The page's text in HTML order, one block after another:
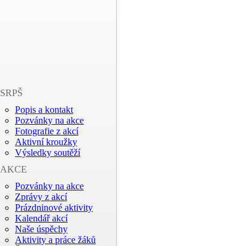
SRPŠ
Popis a kontakt
Pozvánky na akce
Fotografie z akcí
Aktivní kroužky
Výsledky soutěží
AKCE
Pozvánky na akce
Zprávy z akcí
Prázdninové aktivity
Kalendář akcí
Naše úspěchy
Aktivity a práce žáků